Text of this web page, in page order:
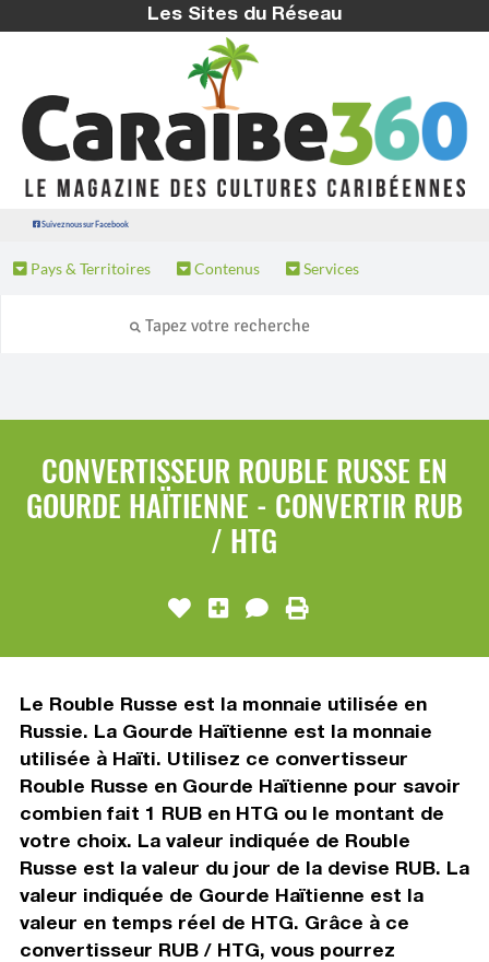
Les Sites du Réseau
Suivez nous sur Facebook
Pays & Territoires Contenus Services
CONVERTISSEUR ROUBLE RUSSE EN
GOURDE HAÏTIENNE - CONVERTIR RUB
/ HTG
Le Rouble Russe est la monnaie utilisée en
Russie. La Gourde Haïtienne est la monnaie
utilisée à Haïti. Utilisez ce convertisseur
Rouble Russe en Gourde Haïtienne pour savoir
combien fait 1 RUB en HTG ou le montant de
votre choix. La valeur indiquée de Rouble
Russe est la valeur du jour de la devise RUB. La
valeur indiquée de Gourde Haïtienne est la
valeur en temps réel de HTG. Grâce à ce
convertisseur RUB / HTG, vous pourrez